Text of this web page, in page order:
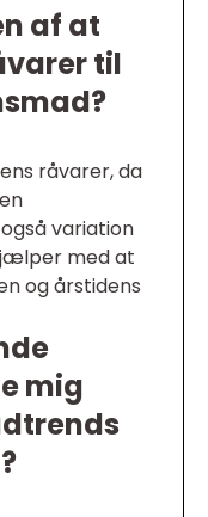
af at
til
råvarer, da
variation
med at
og årstidens
mig